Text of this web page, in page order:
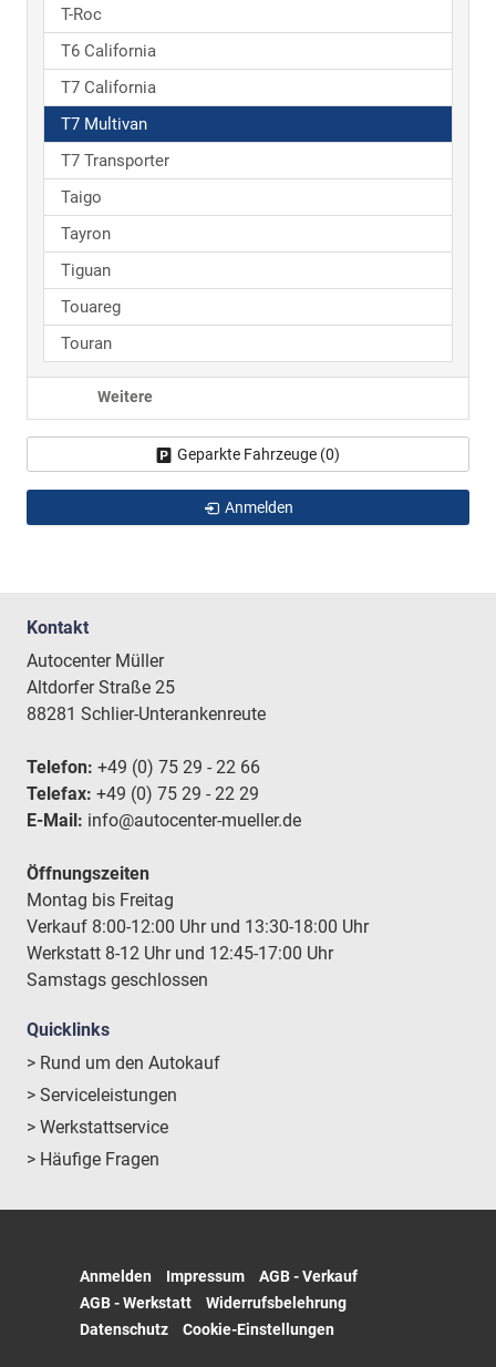
T-Roc
T6 California
T7 California
T7 Multivan
T7 Transporter
Taigo
Tayron
Tiguan
Touareg
Touran
Weitere
Geparkte Fahrzeuge (0)
Anmelden
Kontakt
Autocenter Müller
Altdorfer Straße 25
88281 Schlier-Unterankenreute
Telefon: +49 (0) 75 29 - 22 66
Telefax: +49 (0) 75 29 - 22 29
E-Mail: info@autocenter-mueller.de
Öffnungszeiten
Montag bis Freitag
Verkauf 8:00-12:00 Uhr und 13:30-18:00 Uhr
Werkstatt 8-12 Uhr und 12:45-17:00 Uhr
Samstags geschlossen
Quicklinks
> Rund um den Autokauf
> Serviceleistungen
> Werkstattservice
> Häufige Fragen
Anmelden Impressum
AGB - Verkauf
AGB - Werkstatt
Widerrufsbelehrung
Datenschutz
Cookie-Einstellungen